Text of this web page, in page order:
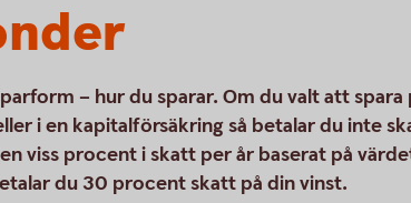
– hur du sparar. Om du valt att spara
i en kapitalförsäkring så betalar du inte
viss procent i skatt per år baserat på
du 30 procent skatt på din vinst.